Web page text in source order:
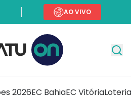
AO VIVO
2026EC BahiaEC Vitória